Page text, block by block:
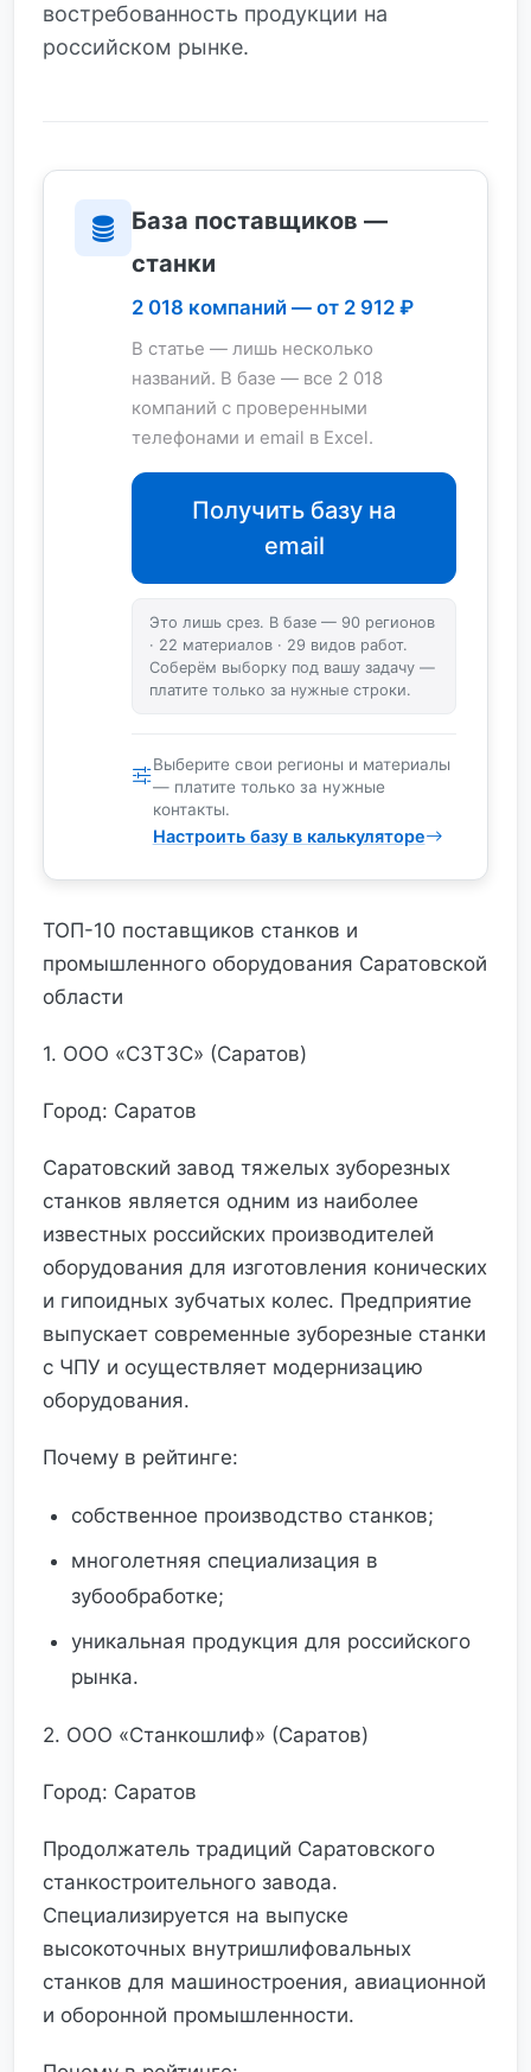
востребованность продукции на
российском рынке.
База поставщиков —
станки
2 018 компаний — от 2 912 ₽
В статье — лишь несколько
названий. В базе — все 2 018
компаний с проверенными
телефонами и email в Excel.
Получить базу на
email
Это лишь срез. В базе — 90 регионов
· 22 материалов · 29 видов работ.
Соберём выборку под вашу задачу —
платите только за нужные строки.
Выберите свои регионы и материалы
— платите только за нужные
контакты.
Настроить базу в калькуляторе
ТОП-10 поставщиков станков и
промышленного оборудования Саратовской
области
1. ООО «СЗТЗС» (Саратов)
Город: Саратов
Саратовский завод тяжелых зуборезных
станков является одним из наиболее
известных российских производителей
оборудования для изготовления конических
и гипоидных зубчатых колес. Предприятие
выпускает современные зуборезные станки
с ЧПУ и осуществляет модернизацию
оборудования.
Почему в рейтинге:
собственное производство станков;
многолетняя специализация в
зубообработке;
уникальная продукция для российского
рынка.
2. ООО «Станкошлиф» (Саратов)
Город: Саратов
Продолжатель традиций Саратовского
станкостроительного завода.
Специализируется на выпуске
высокоточных внутришлифовальных
станков для машиностроения, авиационной
и оборонной промышленности.